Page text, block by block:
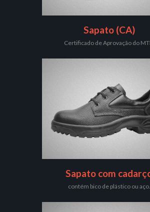
Sapato (CA)
Certificado de Aprovação do
Sapato com
contém bico de plástico ou aço.